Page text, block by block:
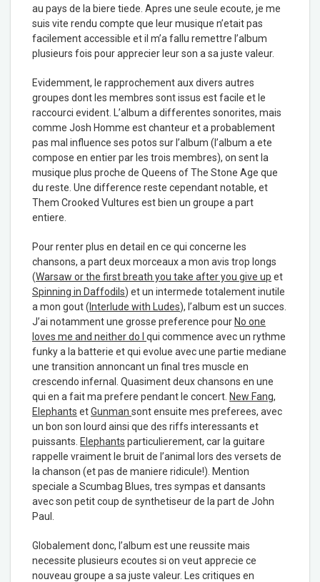
au pays de la biere tiede. Apres une seule ecoute, je me
suis vite rendu compte que leur musique n’etait pas
facilement accessible et il m’a fallu remettre l’album
plusieurs fois pour apprecier leur son a sa juste valeur.
Evidemment, le rapprochement aux divers autres
groupes dont les membres sont issus est facile et le
raccourci evident. L’album a differentes sonorites, mais
comme Josh Homme est chanteur et a probablement
pas mal influence ses potos sur l’album (l’album a ete
compose en entier par les trois membres), on sent la
musique plus proche de Queens of The Stone Age que
du reste. Une difference reste cependant notable, et
Them Crooked Vultures est bien un groupe a part
entiere.
Pour renter plus en detail en ce qui concerne les
chansons, a part deux morceaux a mon avis trop longs
(Warsaw or the first breath you take after you give up et
Spinning in Daffodils) et un intermede totalement inutile
a mon gout ( Interlude with Ludes), l’album est un succes.
J’ai notamment une grosse preference pour No one
loves me and neither do I qui commence avec un rythme
funky a la batterie et qui evolue avec une partie mediane
une transition annoncant un final tres muscle en
crescendo infernal. Quasiment deux chansons en une
qui en a fait ma prefere pendant le concert. New Fang,
Elephants etGunman sont ensuite mes preferees, avec
un bon son lourd ainsi que des riffs interessants et
puissants. Elephants particulierement, car la guitare
rappelle vraiment le bruit de l’animal lors des versets de
la chanson (et pas de maniere ridicule!). Mention
speciale a Scumbag Blues, tres sympas et dansants
avec son petit coup de synthetiseur de la part de John
Paul.
Globalement donc, l’album est une reussite mais
necessite plusieurs ecoutes si on veut apprecie ce
nouveau groupe a sa juste valeur. Les critiques en